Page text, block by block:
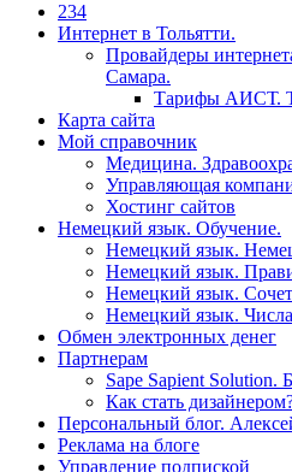
234
Интернет в Тольятти.
Провайдеры
Самара.
Тарифы АИСТ.
Карта сайта
Мой справочник
Медицина.
Управляющая
Хостинг сайтов
Немецкий язык. Обучение.
Немецкий язык.
Немецкий язык.
Немецкий язык.
Немецкий язык.
Обмен электронных денег
Партнерам
Sape Sapient Solution.
Как стать
Персональный блог.
Реклама на блоге
Управление подпиской